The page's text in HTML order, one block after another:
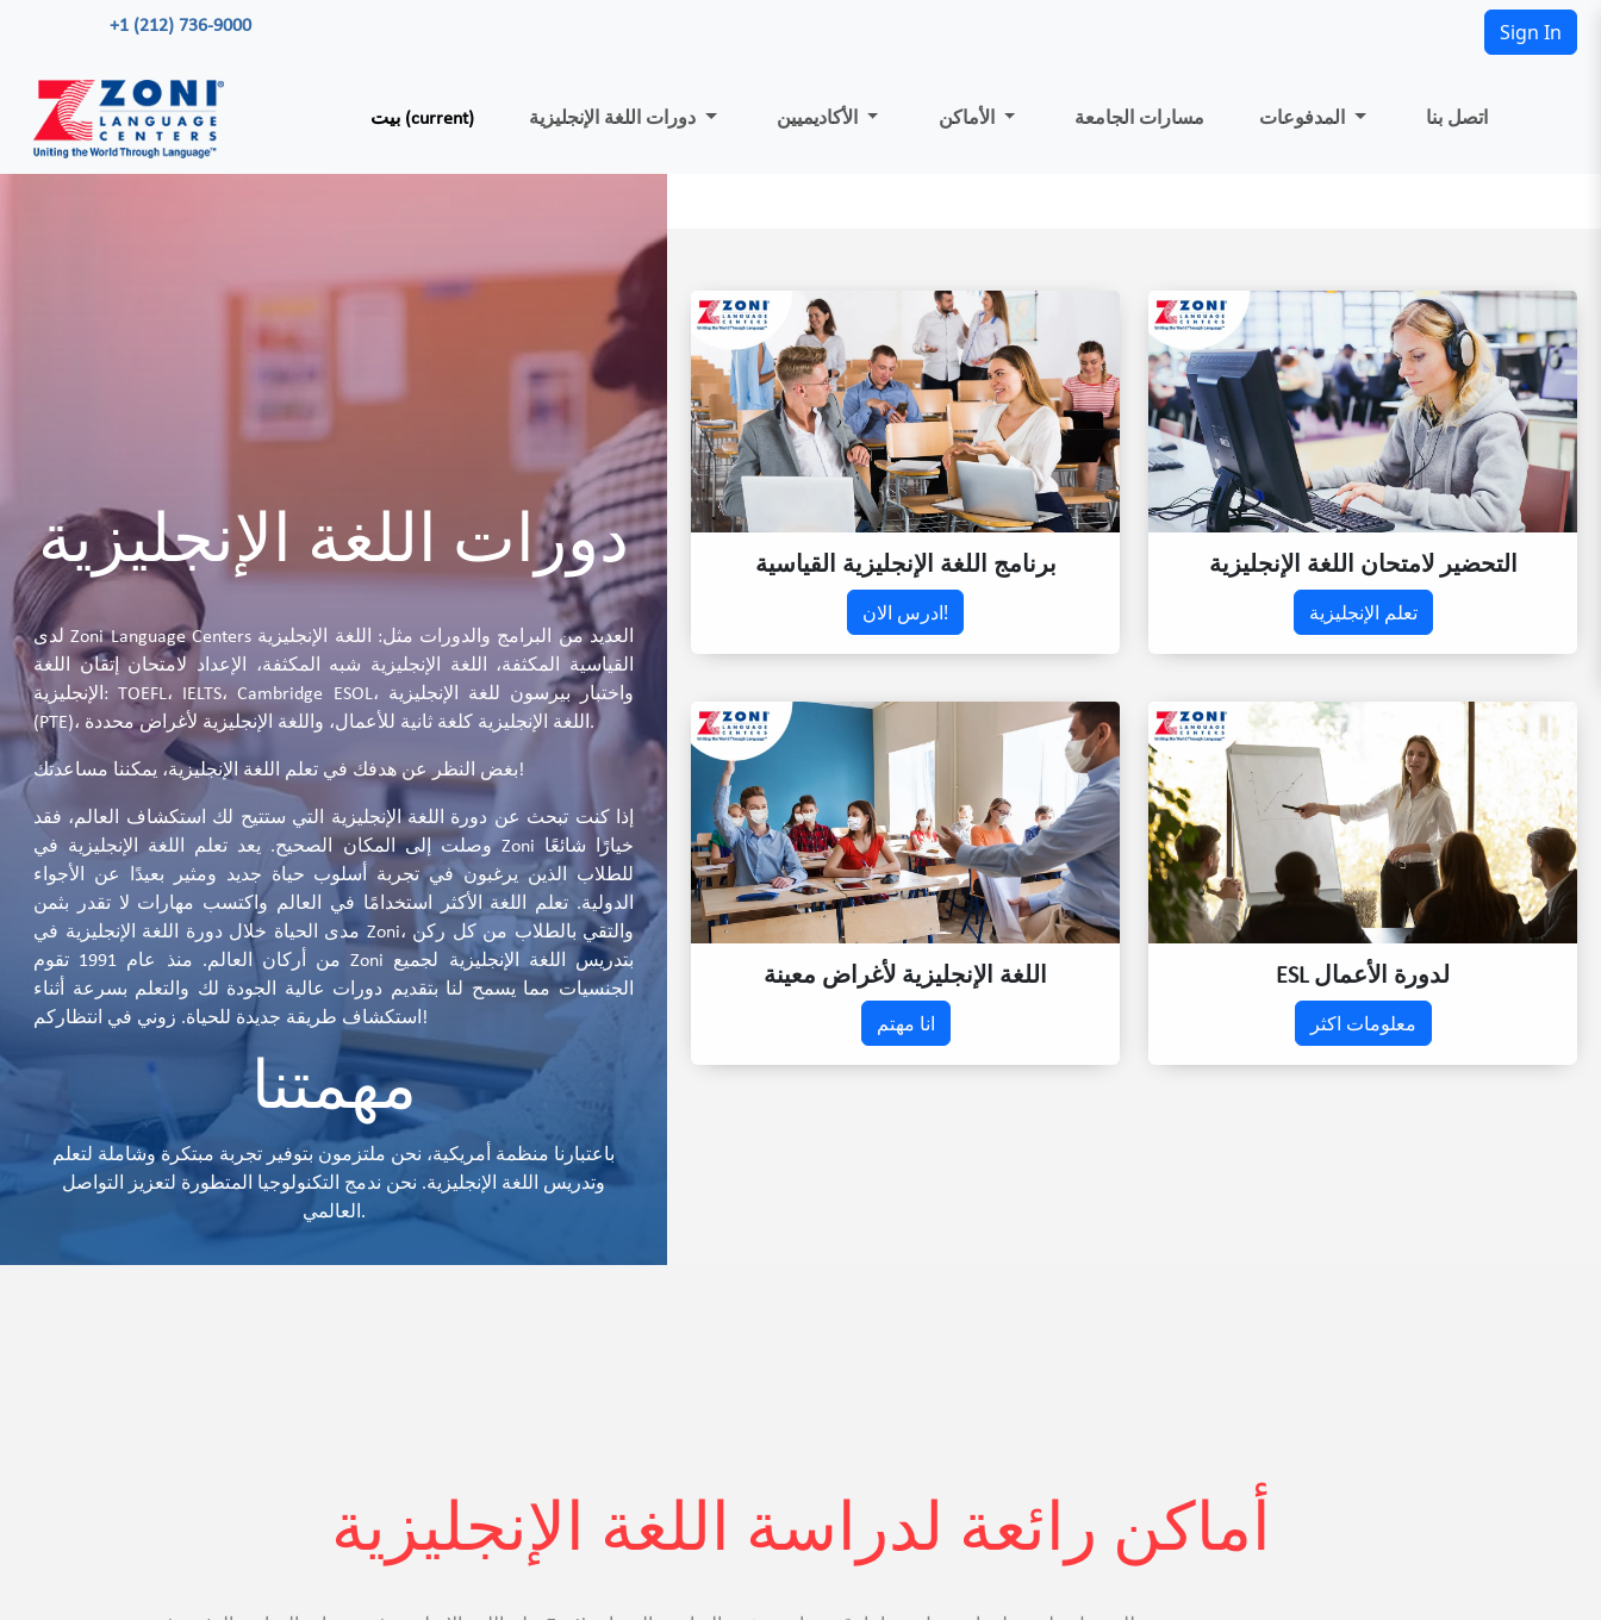
+1 (212) 736-9000 Sign In
(current) مسارات الجامعة اتصل بنا
دورات اللغة الإنجليزية
لدى Zoni Language Centers العديد من البرامج والدورات مثل: اللغة الإنجليزية
القياسية المكثفة، اللغة الإنجليزية شبه المكثفة، الإعداد لامتحان إتقان اللغة
الإنجليزية: TOEFL، IELTS، Cambridge ESOL، واختبار بيرسون للغة الإنجليزية
(PTE)، اللغة الإنجليزية كلغة ثانية للأعمال، واللغة الإنجليزية لأغراض محددة.
بغض النظر عن هدفك في تعلم اللغة الإنجليزية، يمكننا مساعدتك!
إذا كنت تبحث عن دورة اللغة الإنجليزية التي ستتيح لك استكشاف العالم، فقد
وصلت إلى المكان الصحيح. يعد تعلم اللغة الإنجليزية في Zoni خيارًا شائعًا
للطلاب الذين يرغبون في تجربة أسلوب حياة جديد ومثير بعيدًا عن الأجواء
الدولية. تعلم اللغة الأكثر استخدامًا في العالم واكتسب مهارات لا تقدر بثمن
مدى الحياة خلال دورة اللغة الإنجليزية في Zoni، والتقي بالطلاب من كل ركن
من أركان العالم. منذ عام 1991 تقوم Zoni بتدريس اللغة الإنجليزية لجميع
الجنسيات مما يسمح لنا بتقديم دورات عالية الجودة لك والتعلم بسرعة أثناء
استكشاف طريقة جديدة للحياة. زوني في انتظاركم!
مهمتنا
باعتبارنا منظمة أمريكية، نحن ملتزمون بتوفير تجربة مبتكرة وشاملة لتعلم
وتدريس اللغة الإنجليزية. نحن ندمج التكنولوجيا المتطورة لتعزيز التواصل
العالمي.
برنامج اللغة الإنجليزية القياسية
ادرس الان!
التحضير لامتحان اللغة الإنجليزية
تعلم الإنجليزية
اللغة الإنجليزية لأغراض معينة
انا مهتم
ESL لدورة الأعمال
معلومات اكثر
أماكن رائعة لدراسة اللغة الإنجليزية